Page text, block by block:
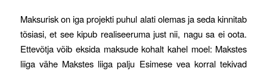
Maksurisk on iga projekti puhul alati olemas ja seda kinnitab
tõsiasi, et see kipub realiseeruma just nii, nagu sa ei oota.
Ettevõtja võib eksida maksude kohalt kahel moel: Makstes
liiga vähe Makstes liiga palju Esimese vea korral tekivad